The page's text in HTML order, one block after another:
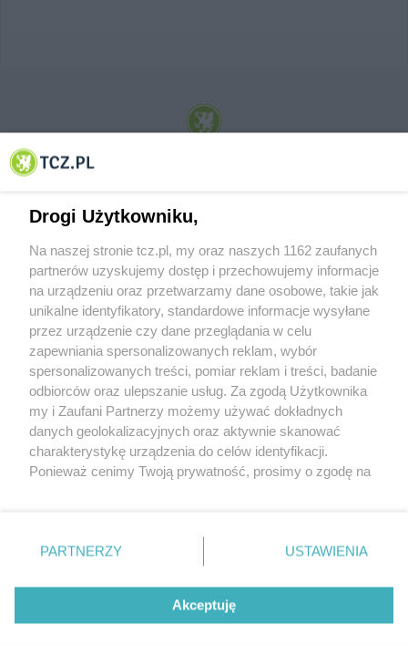
© 2001-2026 Tczew - TCZ.PL Sp. z o.o. Internetowy Serwis Informacyjny Miasta
O FIRMIE POLITYKA PRYWATNOŚCI HOSTING
REKLAMA WSPÓŁPRACA RSS FACEBOOK KONTAKT
Nasze serwisy
Aktualności
Tcz24
Historia miasta
Muzyka i kultura
Archiwum wydarzeń
Zdjęcia miasta
Drogi Użytkowniku,
Na naszej stronie tcz.pl, my oraz naszych 1162 zaufanych
partnerów uzyskujemy dostęp i przechowujemy informacje
na urządzeniu oraz przetwarzamy dane osobowe, takie jak
unikalne identyfikatory, standardowe informacje wysyłane
przez urządzenie czy dane przeglądania w celu
zapewniania spersonalizowanych reklam, wybór
spersonalizowanych treści, pomiar reklam i treści, badanie
odbiorców oraz ulepszanie usług. Za zgodą Użytkownika
my i Zaufani Partnerzy możemy używać dokładnych
danych geolokalizacyjnych oraz aktywnie skanować
charakterystykę urządzenia do celów identyfikacji.
Ponieważ cenimy Twoją prywatność, prosimy o zgodę na
znajdujący się w lewym dolnym rogu strony
. Niektóre
przetwarzaniu. Preferencje będą miały zastosowania tylko
PARTNERZY USTAWIENIA
Akceptuję